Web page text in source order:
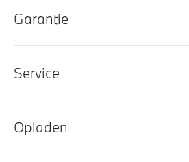
Sportstoelen
Leder vernasca mokka stiksel
M Hemelbekleding in Anthrazit
Lederen bekleding
Garantie
Service
Opladen